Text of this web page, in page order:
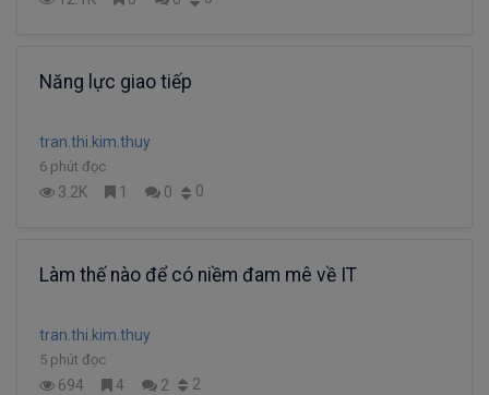
Năng lực giao tiếp
tran.thi.kim.thuy
6 phút đọc
3.2K 1 0 0
Làm thế nào để có niềm đam mê về IT
tran.thi.kim.thuy
5 phút đọc
694 4 2 2